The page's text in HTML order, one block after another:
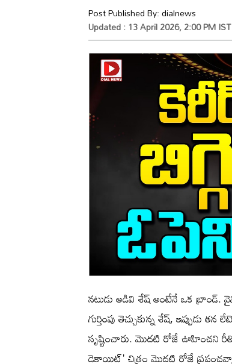
Post Published By:dialnews
Updated : 13 April 2026, 2:00 PM IST
నటుడు అడివి శేష్ అంటేనే ఒక బ్రాండ్.
గుర్తింపు తెచ్చుకున్న శేష్, ఇప్పుడు
సృష్టించారు. మొదటి రోజే ఊహించని
డెకాయిట్' చిత్రం మొదటి రోజే